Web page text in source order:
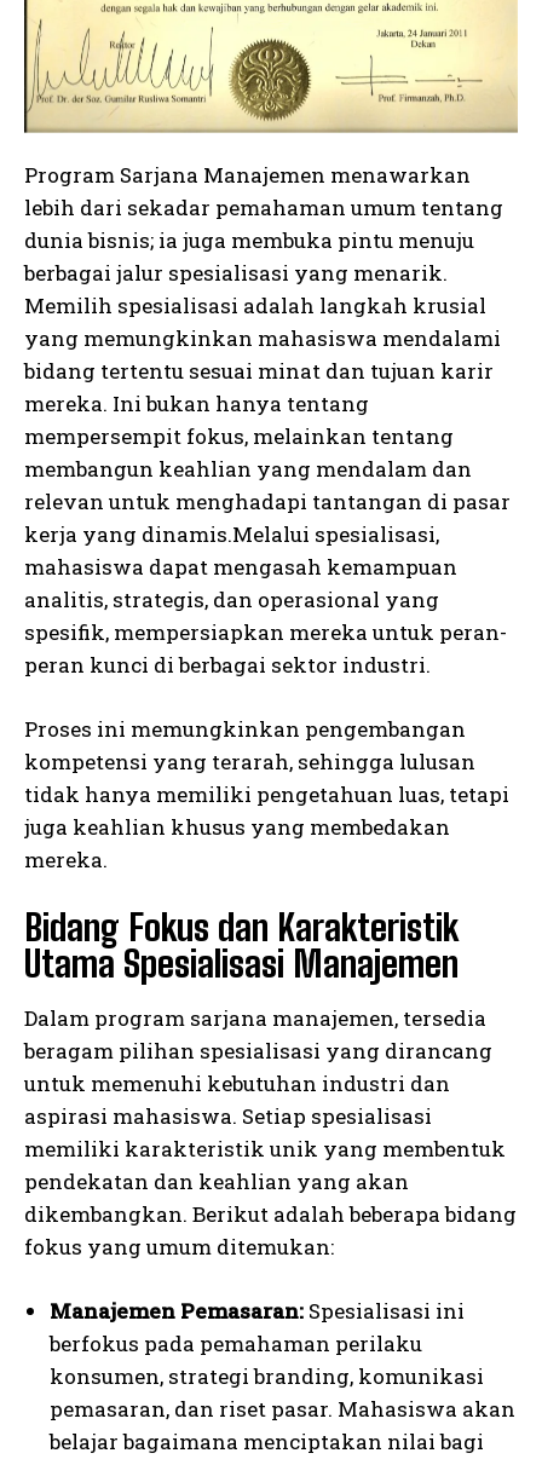
Program Sarjana Manajemen menawarkan
lebih dari sekadar pemahaman umum tentang
dunia bisnis; ia juga membuka pintu menuju
berbagai jalur spesialisasi yang menarik.
Memilih spesialisasi adalah langkah krusial
yang memungkinkan mahasiswa mendalami
bidang tertentu sesuai minat dan tujuan karir
mereka. Ini bukan hanya tentang
mempersempit fokus, melainkan tentang
membangun keahlian yang mendalam dan
relevan untuk menghadapi tantangan di pasar
kerja yang dinamis.Melalui spesialisasi,
mahasiswa dapat mengasah kemampuan
analitis, strategis, dan operasional yang
spesifik, mempersiapkan mereka untuk peran-
peran kunci di berbagai sektor industri.
Proses ini memungkinkan pengembangan
kompetensi yang terarah, sehingga lulusan
tidak hanya memiliki pengetahuan luas, tetapi
juga keahlian khusus yang membedakan
mereka.
Bidang Fokus dan Karakteristik
Utama Spesialisasi Manajemen
Dalam program sarjana manajemen, tersedia
beragam pilihan spesialisasi yang dirancang
untuk memenuhi kebutuhan industri dan
aspirasi mahasiswa. Setiap spesialisasi
memiliki karakteristik unik yang membentuk
pendekatan dan keahlian yang akan
dikembangkan. Berikut adalah beberapa bidang
fokus yang umum ditemukan:
Manajemen Pemasaran: Spesialisasi ini
berfokus pada pemahaman perilaku
konsumen, strategi branding, komunikasi
pemasaran, dan riset pasar. Mahasiswa akan
belajar bagaimana menciptakan nilai bagi